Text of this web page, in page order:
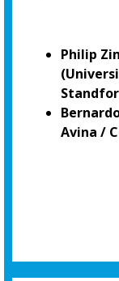
Philip
Avina /